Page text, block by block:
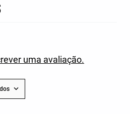
uma avaliação.